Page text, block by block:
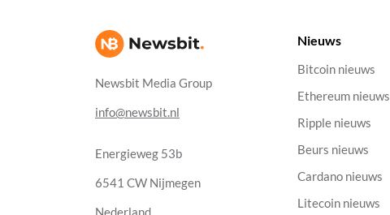
Newsbit Media Group
info@newsbit.nl
Energieweg 53b
6541 CW Nijmegen
Nederland
Nieuws
Bitcoin nieuws
Ethereum nieuws
Ripple nieuws
Beurs nieuws
Cardano nieuws
Litecoin nieuws